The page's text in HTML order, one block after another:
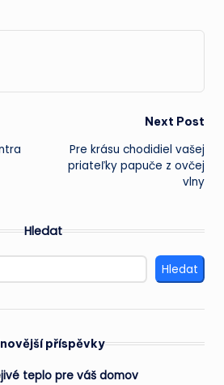
Next Post
Pre krásu chodidiel vašej
priateľky papuče z ovčej
vlny
Hledat
Hledat
příspěvky
teplo pre váš domov